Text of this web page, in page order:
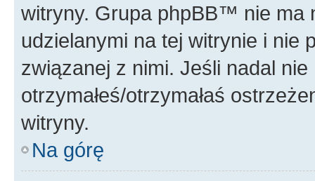
witryny. Grupa phpBB™ nie ma
udzielanymi na tej witrynie i nie
związanej z nimi. Jeśli nadal
otrzymałeś/otrzymałaś
witryny.
Na górę